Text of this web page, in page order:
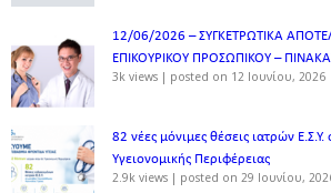
12/06/2026 – ΣΥΓΚΕΤΡΩΤΙΚΑ
ΕΠΙΚΟΥΡΙΚΟΥ ΠΡΟΣΩΠΙΚΟΥ –
3k views | posted on 12 Ιουνίου, 2026
82 νέες μόνιμες θέσεις ιατρών
Υγειονομικής Περιφέρειας
2.9k views | posted on 29 Ιουνίου,